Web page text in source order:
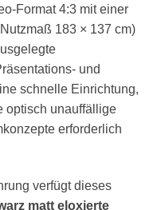
Format 4:3 mit einer
183 × 137 cm)
und
schnelle Einrichtung,
optisch unauffällige
erforderlich
verfügt dieses
matt eloxierte